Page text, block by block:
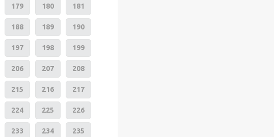
179 180 181
188 189 190
197 198 199
206 207 208
215 216 217
224 225 226
233 234 235